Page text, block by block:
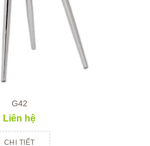
G42
Liên hệ
CHI TIẾT